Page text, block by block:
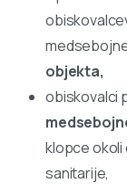
objekta,
obiskovalci
klopce okoli
sanitarije,